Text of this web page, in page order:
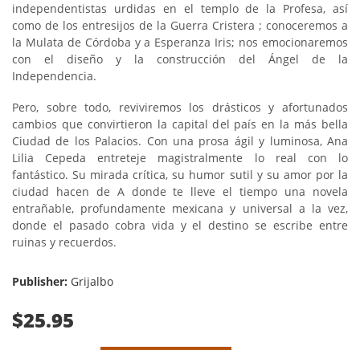
independentistas urdidas en el templo de la Profesa, así
como de los entresijos de la Guerra Cristera ; conoceremos a
la Mulata de Córdoba y a Esperanza Iris; nos emocionaremos
con el diseño y la construcción del Ángel de la
Independencia.
Pero, sobre todo, reviviremos los drásticos y afortunados
cambios que convirtieron la capital del país en la más bella
Ciudad de los Palacios. Con una prosa ágil y luminosa, Ana
Lilia Cepeda entreteje magistralmente lo real con lo
fantástico. Su mirada crítica, su humor sutil y su amor por la
ciudad hacen de A donde te lleve el tiempo una novela
entrañable, profundamente mexicana y universal a la vez,
donde el pasado cobra vida y el destino se escribe entre
ruinas y recuerdos.
Publisher: Grijalbo
$25.95